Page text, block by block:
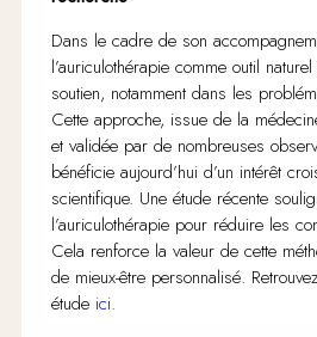
Dans le cadre de son
l’auriculothérapie comme outil
soutien, notamment dans les
Cette approche, issue de la
et validée par de nombreuses
bénéficie aujourd’hui d’un intérêt
scientifique. Une étude récente
l’auriculothérapie pour réduire les
Cela renforce la valeur de cette
de mieux-être personnalisé.
étude ici.